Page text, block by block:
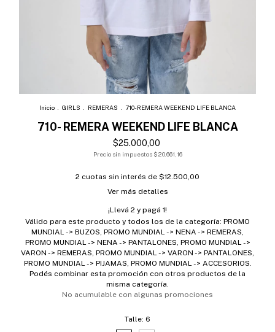
Inicio GIRLS REMERAS 710- REMERA WEEKEND LIFE BLANCA
710- REMERA WEEKEND LIFE BLANCA
$25.000,00
Precio sin impuestos $20.661,16
2 cuotas sin interés de $12.500,00
Ver más detalles
¡Llevá 2 y pagá 1!
Válido para este producto y todos los de la categoría: PROMO
MUNDIAL -> BUZOS, PROMO MUNDIAL -> NENA -> REMERAS,
PROMO MUNDIAL -> NENA -> PANTALONES, PROMO MUNDIAL ->
VARON -> REMERAS, PROMO MUNDIAL -> VARON -> PANTALONES,
PROMO MUNDIAL -> PIJAMAS, PROMO MUNDIAL -> ACCESORIOS.
Podés combinar esta promoción con otros productos de la
misma categoría.
No acumulable con algunas promociones
Talle: 6